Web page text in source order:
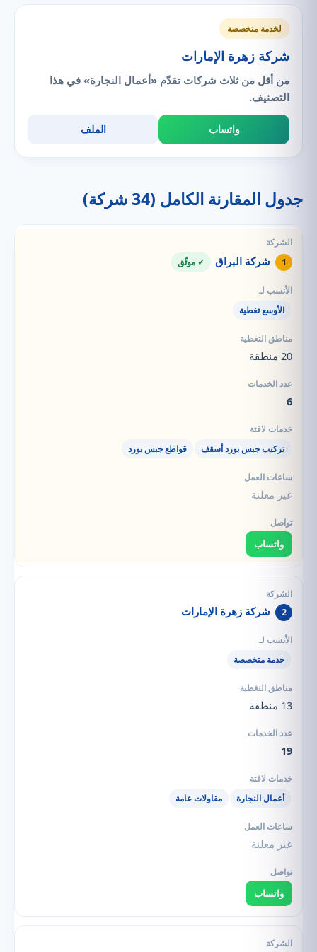
لخدمة متخصصة
شركة زهرة الإمارات
من أقل من ثلاث شركات تقدّم «أعمال النجارة» في هذا
التصنيف.
واتساب الملف
جدول المقارنة الكامل (34 شركة)
1 شركة البراق ✓ موثّق
الأوسع تغطية
20 منطقة
6
تركيب جبس بورد أسقف قواطع جبس بورد
غير معلنة
واتساب
2 شركة زهرة الإمارات
خدمة متخصصة
13 منطقة
19
أعمال النجارة مقاولات عامة
غير معلنة
واتساب